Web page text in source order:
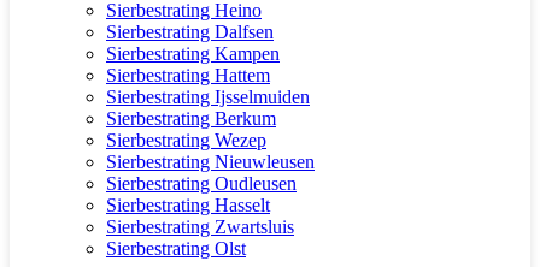
Sierbestrating Heino
Sierbestrating Dalfsen
Sierbestrating Kampen
Sierbestrating Hattem
Sierbestrating Ijsselmuiden
Sierbestrating Berkum
Sierbestrating Wezep
Sierbestrating Nieuwleusen
Sierbestrating Oudleusen
Sierbestrating Hasselt
Sierbestrating Zwartsluis
Sierbestrating Olst